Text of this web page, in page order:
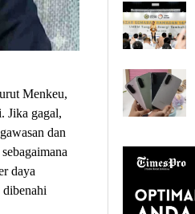
Menkeu,
Jika gagal,
dan
daya